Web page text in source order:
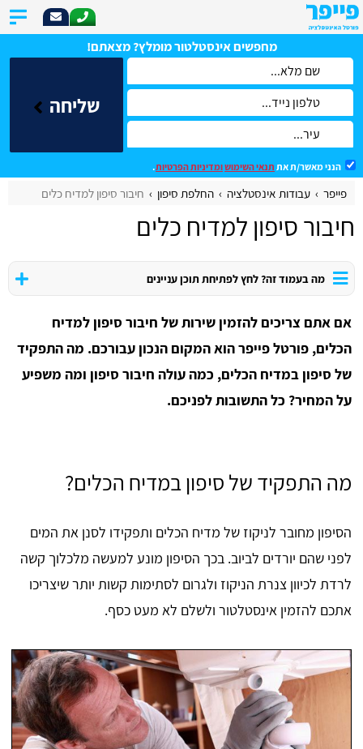
מחפשים אינסטלטור מומלץ? מצאתם!
שליחה
הנני מאשר/ת את תנאי השימושומדיניות הפרטיות.
פייפר עבודות אינסטלציה החלפת סיפון חיבור סיפון למדיח כלים
חיבור סיפון למדיח כלים
מה בעמוד זה? לחץ לפתיחת תוכן עניינים
אם אתם צריכים להזמין שירות של חיבור סיפון למדיח
הכלים, פורטל פייפר הוא המקום הנכון עבורכם. מה התפקיד
של סיפון במדיח הכלים, כמה עולה חיבור סיפון ומה משפיע
על המחיר? כל התשובות לפניכם.
מה התפקיד של סיפון במדיח הכלים?
הסיפון מחובר לניקוז של מדיח הכלים ותפקידו לסנן את המים
לפני שהם יורדים לביוב. בכך הסיפון מונע למעשה מלכלוך קשה
לרדת לכיוון צנרת הניקוז ולגרום לסתימות קשות יותר שיצריכו
אתכם להזמין אינסטלטור ולשלם לא מעט כסף.